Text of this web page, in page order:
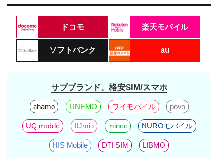
ドコモ 楽天モバイル
ソフトバンク au
サブブランド、格安SIM/スマホ
ahamo LINEMO ワイモバイル povo
UQ mobile IIJmio mineo NUROモバイル
HIS Mobile DTI SIM LIBMO